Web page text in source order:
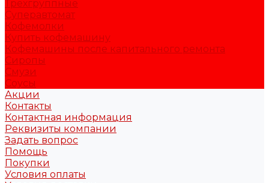
Трехгруппные
Суперавтомат
Кофемолки
Купить кофемашину
Кофемашины после капитального ремонта
Сиропы
Смузи
Соусы
Акции
Контакты
Контактная информация
Реквизиты компании
Задать вопрос
Помощь
Покупки
Условия оплаты